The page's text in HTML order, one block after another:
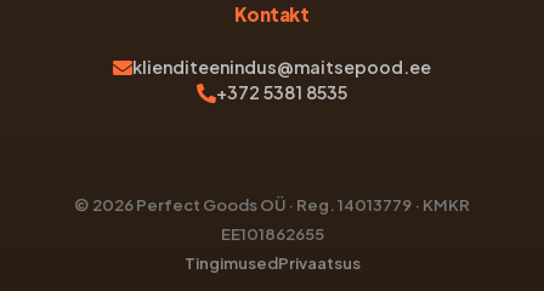
Kontakt
klienditeenindus@maitsepood.ee
+372 5381 8535
© 2026 Perfect Goods OÜ · Reg. 14013779 · KMKR
EE101862655
TingimusedPrivaatsus